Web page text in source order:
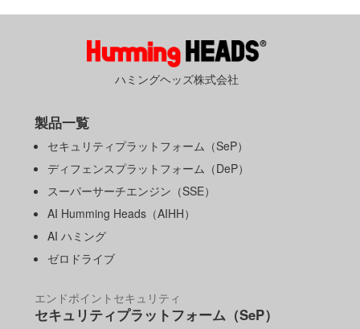
ハミングヘッズ株式会社
製品一覧
セキュリティプラットフォーム（SeP）
ディフェンスプラットフォーム（DeP）
スーパーサーチエンジン（SSE）
AI Humming Heads（AIHH）
AI ハミング
ゼロドライブ
エンドポイントセキュリティ
セキュリティプラットフォーム（SeP）